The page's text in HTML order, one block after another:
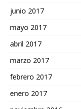
junio 2017
mayo 2017
abril 2017
marzo 2017
febrero 2017
enero 2017